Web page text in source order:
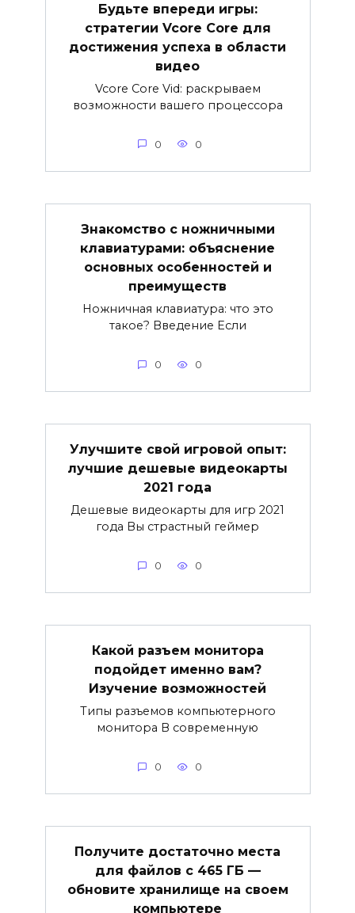
Будьте впереди игры:
стратегии Vcore Core для
достижения успеха в области
видео
Vcore Core Vid: раскрываем
возможности вашего процессора
0 0
Знакомство с ножничными
клавиатурами: объяснение
основных особенностей и
преимуществ
Ножничная клавиатура: что это
такое? Введение Если
0 0
Улучшите свой игровой опыт:
лучшие дешевые видеокарты
2021 года
Дешевые видеокарты для игр 2021
года Вы страстный геймер
0 0
Какой разъем монитора
подойдет именно вам?
Изучение возможностей
Типы разъемов компьютерного
монитора В современную
0 0
Получите достаточно места
для файлов с 465 ГБ —
обновите хранилище на своем
компьютере